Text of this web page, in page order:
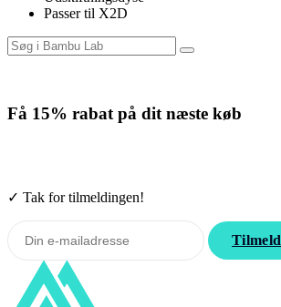
Passer til X2D
Få 15% rabat på dit næste køb
✓ Tak for tilmeldingen!
Tilmeld